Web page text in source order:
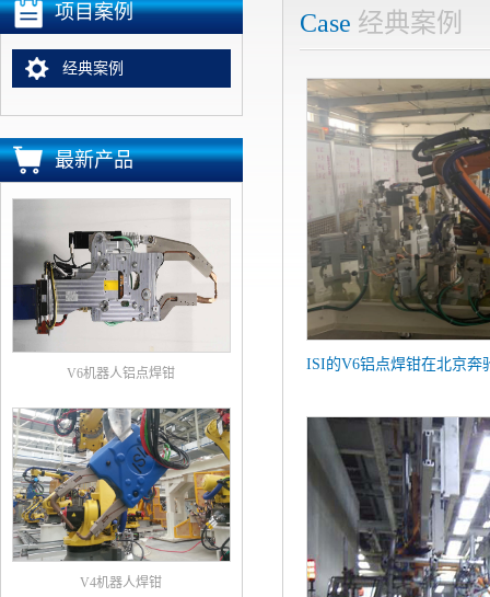
项目案例
经典案例
最新产品
V6机器人铝点焊钳
V4机器人焊钳
Case 经典案例